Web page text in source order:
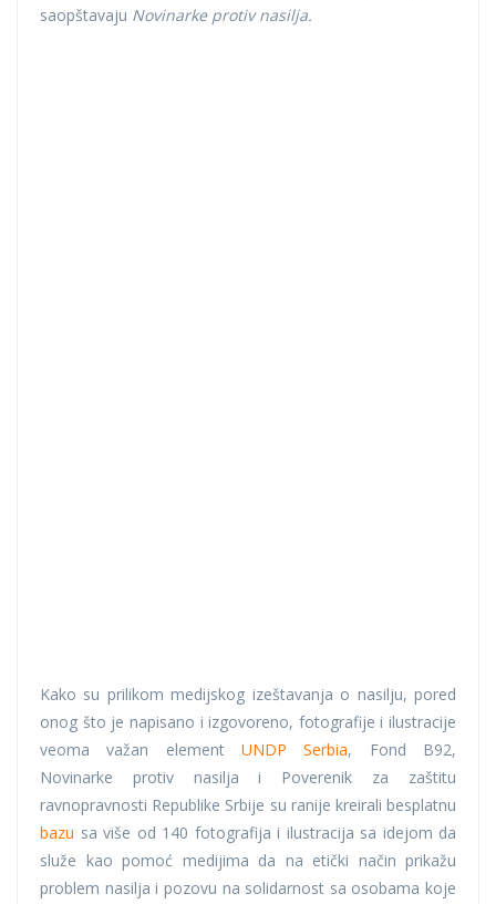
saopštavaju Novinarke protiv nasilja.
Kako su prilikom medijskog izeštavanja o nasilju, pored
onog što je napisano i izgovoreno, fotografije i ilustracije
veoma važan element UNDP Serbia, Fond B92,
Novinarke protiv nasilja i Poverenik za zaštitu
ravnopravnosti Republike Srbije su ranije kreirali besplatnu
bazu sa više od 140 fotografija i ilustracija sa idejom da
služe kao pomoć medijima da na etički način prikažu
problem nasilja i pozovu na solidarnost sa osobama koje